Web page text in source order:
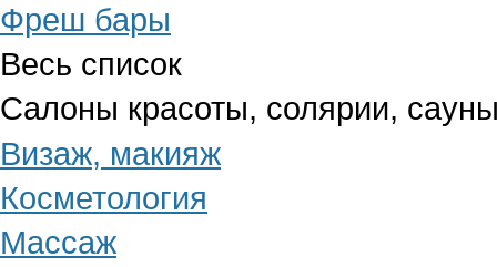
Фреш бары
Весь список
Салоны красоты, солярии,
Визаж, макияж
Косметология
Массаж